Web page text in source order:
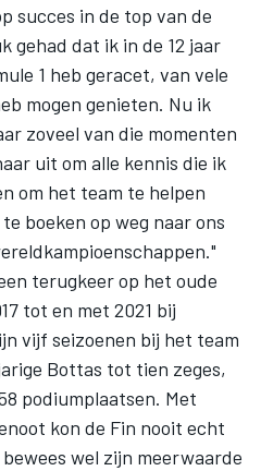
succes in de top van de
gehad dat ik in de 12 jaar
1 heb geracet, van vele
mogen genieten. Nu ik
zoveel van die momenten
uit om alle kennis die ik
om het team te helpen
boeken op weg naar ons
terugkeer op het oude
tot en met 2021 bij
vijf seizoenen bij het team
Bottas tot tien zeges,
podiumplaatsen. Met
kon de Fin nooit echt
wel zijn meerwaarde